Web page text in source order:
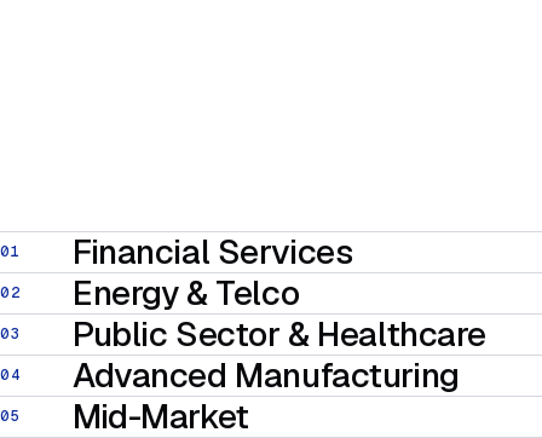
01 Financial Services
02 Energy & Telco
03 Public Sector & Healthcare
04 Advanced Manufacturing
05 Mid-Market